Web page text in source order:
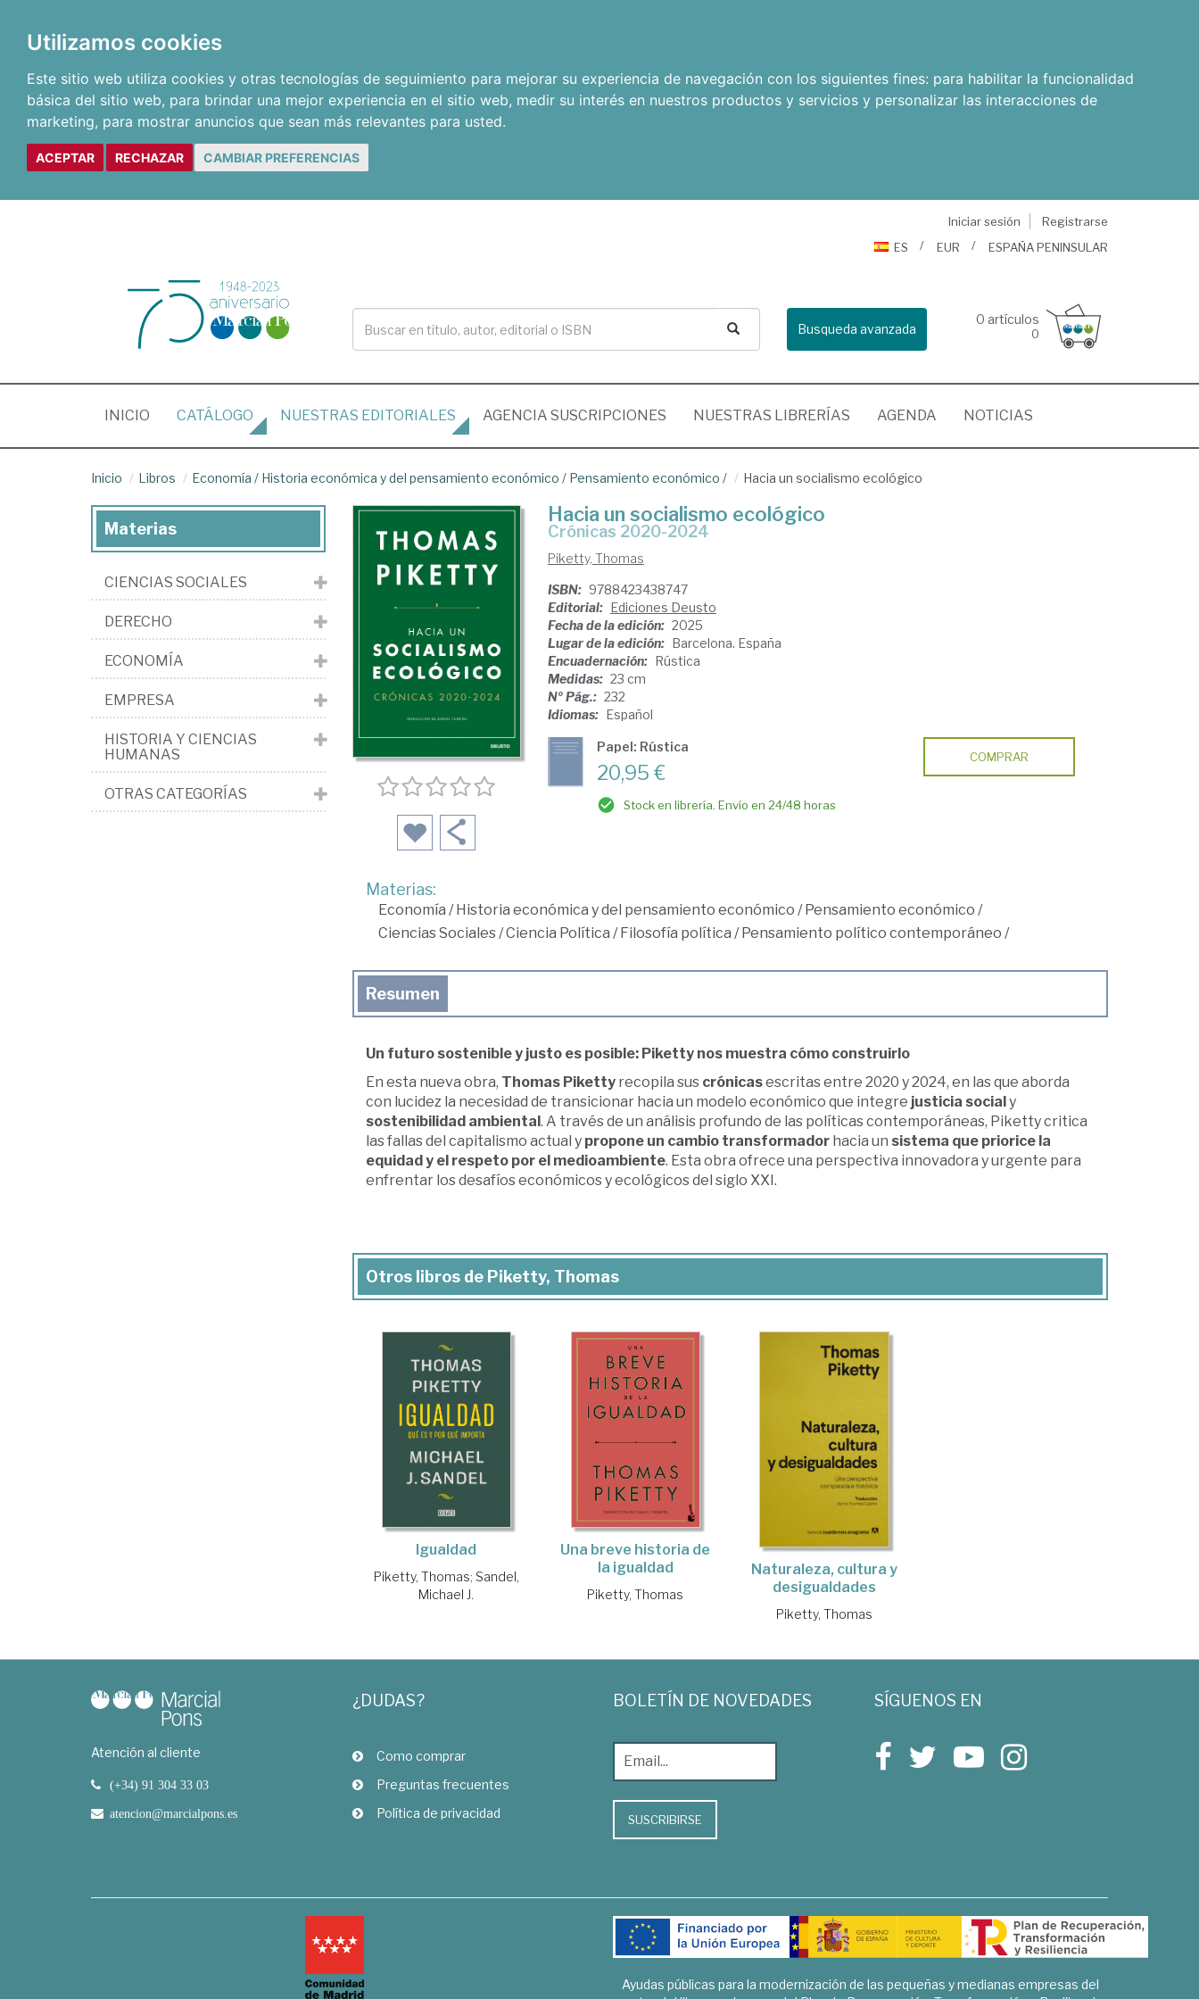
Utilizamos cookies
Este sitio web utiliza cookies y otras tecnologías de seguimiento para mejorar su experiencia de navegación con los siguientes fines: para habilitar la funcionalidad
básica del sitio web, para brindar una mejor experiencia en el sitio web, medir su interés en nuestros productos y servicios y personalizar las interacciones de
marketing, para mostrar anuncios que sean más relevantes para usted.
ACEPTAR RECHAZAR CAMBIAR PREFERENCIAS
Iniciar sesión
Registrarse
ES
EUR ESPAÑA PENINSULAR
Busqueda avanzada
0 artículos
0
INICIO (CURRENT)
CATÁLOGO NUESTRAS EDITORIALES AGENCIA SUSCRIPCIONES NUESTRAS LIBRERÍAS AGENDA NOTICIAS
Inicio Libros Economía / Historia económica y del pensamiento económico / Pensamiento económico / Hacia un socialismo ecológico
Hacia un socialismo ecológico
Crónicas 2020-2024
Piketty, Thomas
ISBN: 9788423438747
Editorial: Ediciones Deusto
Fecha de la edición: 2025
Lugar de la edición: Barcelona. España
Encuadernación: Rústica
Medidas: 23 cm
Nº Pág.: 232
Idiomas: Español
Papel: Rústica
20,95 €
Stock en librería. Envío en 24/48 horas
COMPRAR
Materias:
Economía /Historia económica y del pensamiento económico /Pensamiento económico /
Ciencias Sociales/Ciencia Política /Filosofía política /Pensamiento político contemporáneo /
Resumen
Un futuro sostenible y justo es posible: Piketty nos muestra cómo construirlo
En esta nueva obra, Thomas Pikettyrecopila sus crónicasescritas entre 2020 y 2024, en las que aborda
con lucidez la necesidad de transicionar hacia un modelo económico que integre justicia socialy
sostenibilidad ambiental. A través de un análisis profundo de las políticas contemporáneas, Piketty critica
las fallas del capitalismo actual y propone un cambio transformador hacia un sistema que priorice la
equidad y el respeto por el medioambiente. Esta obra ofrece una perspectiva innovadora y urgente para
enfrentar los desafíos económicos y ecológicos del siglo XXI.
Otros libros de Piketty, Thomas
Igualdad
Piketty, Thomas; Sandel,
Michael J.
Una breve historia de
la igualdad
Piketty, Thomas
Naturaleza, cultura y
desigualdades
Piketty, Thomas
Materias
CIENCIAS SOCIALES
DERECHO
ECONOMÍA
EMPRESA
HISTORIA Y CIENCIAS
HUMANAS
OTRAS CATEGORÍAS
Atención al cliente
(+34) 91 304 33 03
atencion@marcialpons.es
¿DUDAS?
Como comprar
Preguntas frecuentes
Política de privacidad
BOLETÍN DE NOVEDADES
SUSCRIBIRSE
SÍGUENOS EN
Ayudas públicas para la modernización de las pequeñas y medianas empresas del